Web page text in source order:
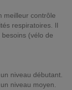
meilleur contrôle
respiratoires. Il
(vélo de
niveau débutant.
niveau moyen.